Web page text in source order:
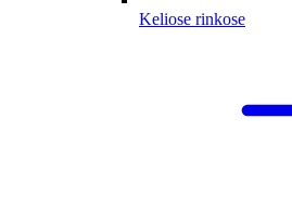
Keliose rinkose